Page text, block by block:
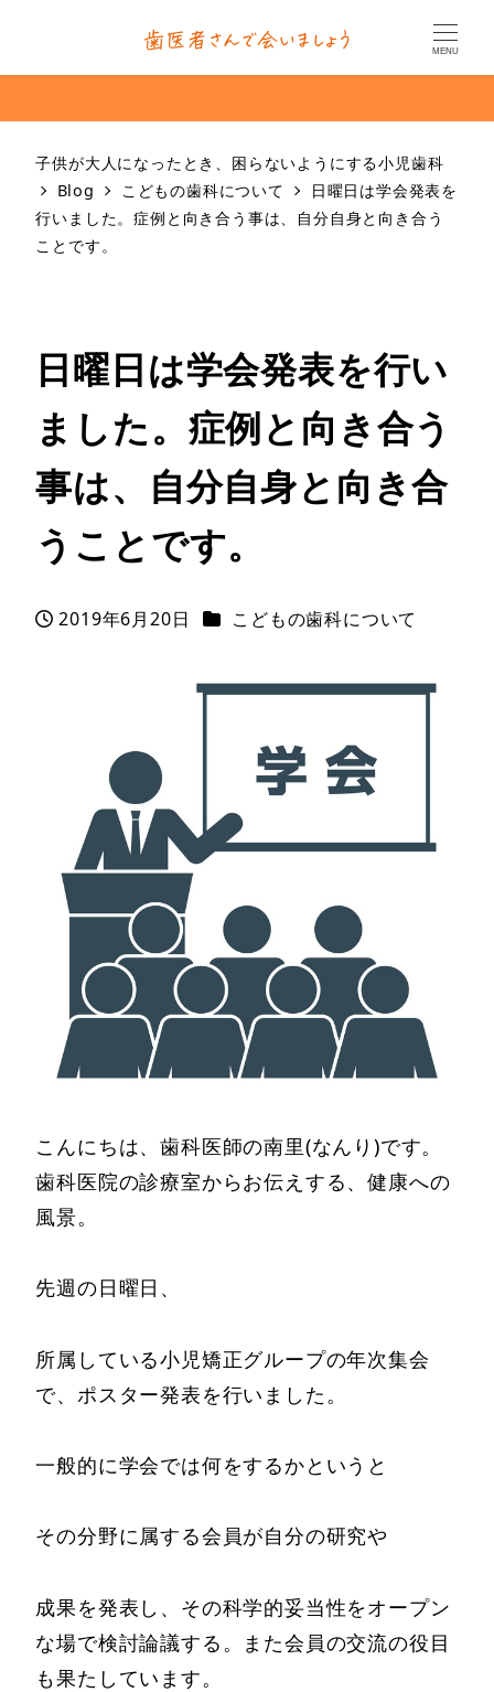
MENU
子供が大人になったとき、困らないようにする小児歯科
Blog
こどもの歯科について
日曜日は学会発表を
行いました。症例と向き合う事は、自分自身と向き合う
ことです。
日曜日は学会発表を行い
ました。症例と向き合う
事は、自分自身と向き合
うことです。
投稿日
2019年6月20日 カテゴリー
こどもの歯科について
こんにちは、歯科医師の南里(なんり)です。
歯科医院の診療室からお伝えする、健康への
風景。
先週の日曜日、
所属している小児矯正グループの年次集会
で、ポスター発表を行いました。
一般的に学会では何をするかというと
その分野に属する会員が自分の研究や
成果を発表し、その科学的妥当性をオープン
な場で検討論議する。また会員の交流の役目
も果たしています。